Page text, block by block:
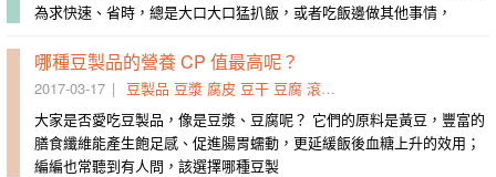
為求快速、省時，總是大口大口猛扒飯，或者吃飯邊做其他事情，
哪種豆製品的營養 CP 值最高呢？
2017-03-17 豆製品 豆漿 腐皮 豆干 豆腐 滾煮
大家是否愛吃豆製品，像是豆漿、豆腐呢？ 它們的原料是黃豆，豐富的
膳食纖維能產生飽足感、促進腸胃蠕動，更延緩飯後血糖上升的效用；
編編也常聽到有人問，該選擇哪種豆製